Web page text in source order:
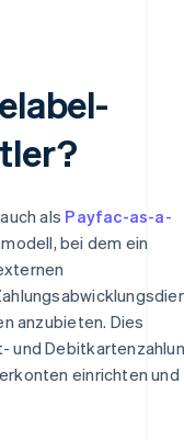
als Payfac-as-a-
bei dem ein
anzubieten. Dies
und
einrichten und